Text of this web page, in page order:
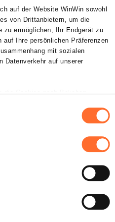
auf der Website WinWin sowohl
von Drittanbietern, um die
zu ermöglichen, Ihr Endgerät zu
auf Ihre persönlichen Präferenzen
mit sozialen
Datenverkehr auf unserer
der Website unbedingt
der verschiedenen Cookies
von Videos, Teilen von
Speichern von bevorzugten
sein können, wenn Sie alle
Cookies ablehnen.
ist in der